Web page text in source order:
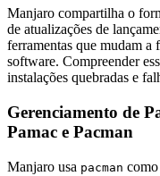
Manjaro compartilha o
de atualizações de
ferramentas que mudam a
software. Compreender
instalações quebradas e
Gerenciamento de
Pamac e Pacman
Manjaro usa pacman